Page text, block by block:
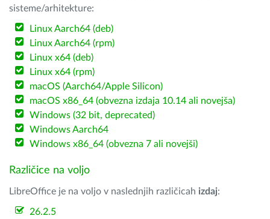
sisteme/arhitekture:
Linux Aarch64 (deb)
Linux Aarch64 (rpm)
Linux x64 (deb)
Linux x64 (rpm)
macOS (Aarch64/Apple Silicon)
macOS x86_64 (obvezna izdaja 10.14 ali novejša)
Windows (32 bit, deprecated)
Windows Aarch64
Windows x86_64 (obvezna 7 ali novejši)
Različice na voljo
LibreOffice je na voljo v naslednjih različicah izdaj:
26.2.5